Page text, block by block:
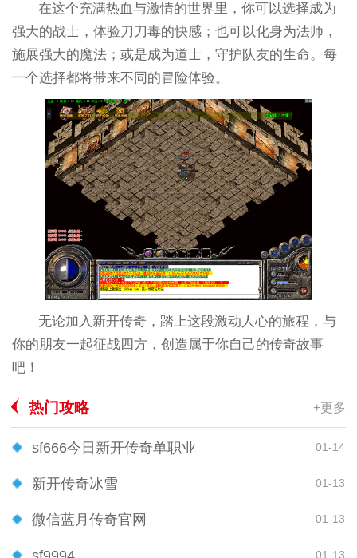
在这个充满热血与激情的世界里，你可以选择成为
强大的战士，体验刀刀毒的快感；也可以化身为法师，
施展强大的魔法；或是成为道士，守护队友的生命。每
一个选择都将带来不同的冒险体验。
无论加入新开传奇，踏上这段激动人心的旅程，与
你的朋友一起征战四方，创造属于你自己的传奇故事
吧！
热门攻略 +更多
sf666今日新开传奇单职业 01-14
新开传奇冰雪 01-13
微信蓝月传奇官网 01-13
01-13